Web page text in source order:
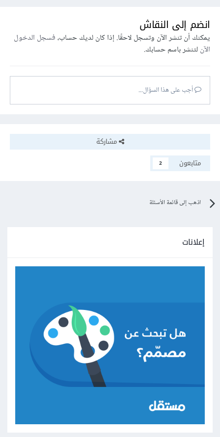
عمل مفصلة. تقوم المنظمات بعد ذلك بمراجعة الطلبات واختيار
الطلاب المناسبين للمشاريع المقترحة.
انضم إلى النقاش
يمكنك أن تنشر الآن وتسجل لاحقًا. إذا كان لديك حساب،فسجل الدخول
الآنلتنشر باسم حسابك.
أجب على هذا السؤال...
مشاركة
متابعون
2
اذهب إلى قائمة الأسئلة
إعلانات